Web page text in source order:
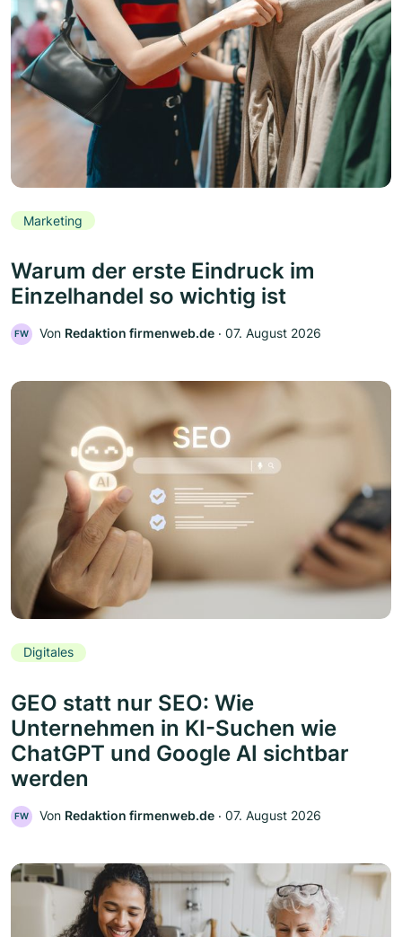
Marketing
Warum der erste Eindruck im
Einzelhandel so wichtig ist
FW Von Redaktion firmenweb.de ‧ 07. August 2026
Digitales
GEO statt nur SEO: Wie
Unternehmen in KI-Suchen wie
ChatGPT und Google AI sichtbar
werden
FW Von Redaktion firmenweb.de ‧ 07. August 2026